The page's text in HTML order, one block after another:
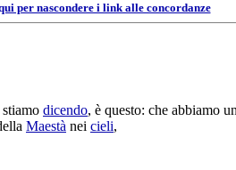
per nascondere i link alle concordanze
stiamo dicendo, è questo: che abbiamo
Maestà nei cieli,